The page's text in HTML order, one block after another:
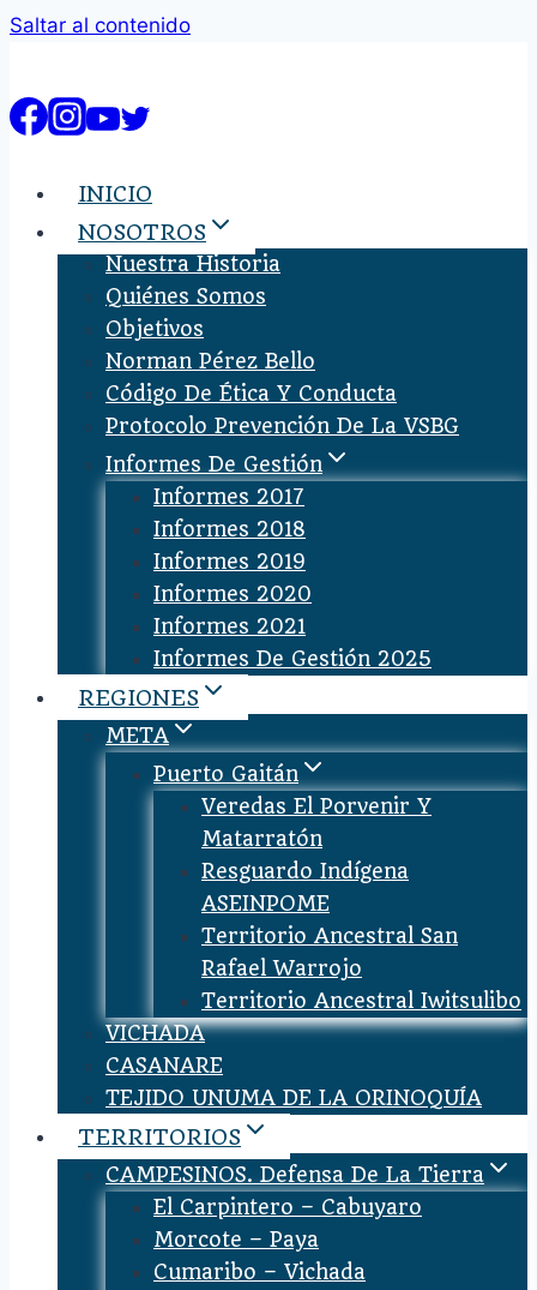
Saltar al contenido
INICIO
NOSOTROS
Nuestra Historia
Quiénes Somos
Objetivos
Norman Pérez Bello
Código De Ética Y Conducta
Protocolo Prevención De La VSBG
Informes De Gestión
Informes 2017
Informes 2018
Informes 2019
Informes 2020
Informes 2021
Informes De Gestión 2025
REGIONES
META
Puerto Gaitán
Veredas El Porvenir Y
Matarratón
Resguardo Indígena
ASEINPOME
Territorio Ancestral San
Rafael Warrojo
Territorio Ancestral Iwitsulibo
VICHADA
CASANARE
TEJIDO UNUMA DE LA ORINOQUÍA
TERRITORIOS
CAMPESINOS. Defensa De La Tierra
El Carpintero – Cabuyaro
Morcote – Paya
Cumaribo – Vichada